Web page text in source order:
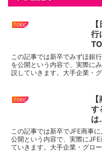
TOEIC
行
この記事では新卒でみずほ銀
を公開という内容で、実際に
説していきます。大手企業・
TOEIC
す
この記事では新卒でJFE商事
公開という内容で、実際に
ていきます。大手企業・グロ